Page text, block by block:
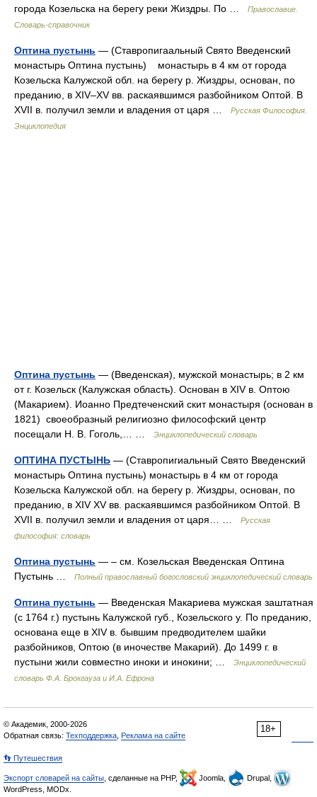
города Козельска на берегу реки Жиздры. По …
Православие.
Словарь-справочник
Оптина пустынь — (Ставропигаальный Свято Введенский
монастырь Оптина пустынь) монастырь в 4 км от города
Козельска Калужской обл. на берегу р. Жиздры, основан, по
преданию, в XIV–XV вв. раскаявшимся разбойником Оптой. В
XVII в. получил земли и владения от царя …
Русская Философия.
Энциклопедия
Оптина пустынь — (Введенская), мужской монастырь; в 2 км
от г. Козельск (Калужская область). Основан в XIV в. Оптою
(Макарием). Иоанно Предтеченский скит монастыря (основан в
1821) своеобразный религиозно философский центр
посещали Н. В. Гоголь,… …
Энциклопедический словарь
ОПТИНА ПУСТЫНЬ — (Ставропигиальный Свято Введенский
монастырь Оптина пустынь) монастырь в 4 км от города
Козельска Калужской обл. на берегу р. Жиздры, основан, по
преданию, в XIV XV вв. раскаявшимся разбойником Оптой. В
XVII в. получил земли и владения от царя… …
Русская
философия: словарь
Оптина пустынь — – см. Козельская Введенская Оптина
Пустынь …
Полный православный богословский энциклопедический словарь
Оптина пустынь — Введенская Макариева мужская заштатная
(с 1764 г.) пустынь Калужской губ., Козельского у. По преданию,
основана еще в XIV в. бывшим предводителем шайки
разбойников, Оптою (в иночестве Макарий). До 1499 г. в
пустыни жили совместно иноки и инокини; …
Энциклопедический
словарь Ф.А. Брокгауза и И.А. Ефрона
18+
© Академик, 2000-2026
Обратная связь: Техподдержка Реклама на сайте
👣 Путешествия
Экспорт словарей на сайты , сделанные на PHP, Joomla,
Drupal,
WordPress, MODx.